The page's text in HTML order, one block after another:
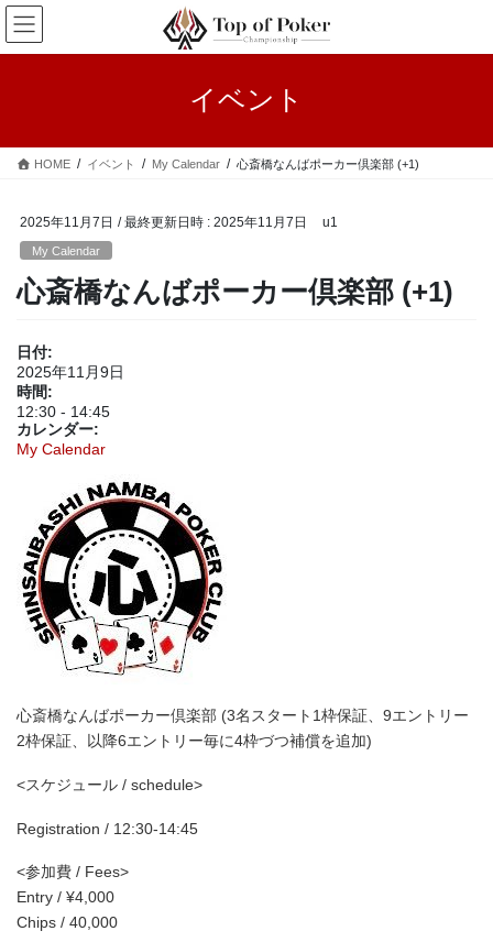
コ
ン
テ
ス
ナ
ビ
ゲ
ン
イベント
HOME イベント My Calendar 心斎橋なんばポーカー倶楽部 (+1)
2025年11月7日 / 最終更新日時 : 2025年11月7日 u1
My Calendar
心斎橋なんばポーカー倶楽部 (+1)
日付:
2025年11月9日
時間:
12:30 - 14:45
カレンダー:
My Calendar
心斎橋なんばポーカー倶楽部 (3名スタート1枠保証、9エントリー
2枠保証、以降6エントリー毎に4枠づつ補償を追加)
<スケジュール / schedule>
Registration / 12:30-14:45
<参加費 / Fees>
Entry / ¥4,000
Chips / 40,000